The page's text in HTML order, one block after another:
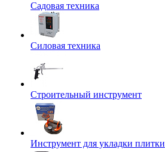
Садовая техника
Силовая техника
Строительный инструмент
Инструмент для укладки плитки